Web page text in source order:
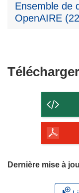
Ensemble de
OpenAIRE
Télécharger
Dernière mise à